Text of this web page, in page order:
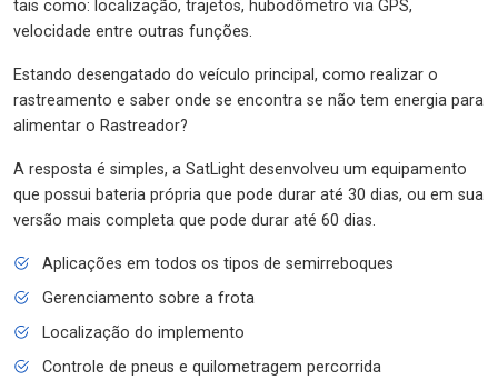
tais como: localização, trajetos, hubodômetro via GPS,
velocidade entre outras funções.
Estando desengatado do veículo principal, como realizar o
rastreamento e saber onde se encontra se não tem energia para
alimentar o Rastreador?
A resposta é simples, a SatLight desenvolveu um equipamento
que possui bateria própria que pode durar até 30 dias, ou em sua
versão mais completa que pode durar até 60 dias.
Aplicações em todos os tipos de semirreboques
Gerenciamento sobre a frota
Localização do implemento
Controle de pneus e quilometragem percorrida